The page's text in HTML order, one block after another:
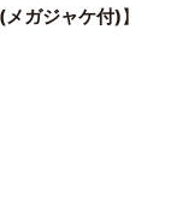
ガジャケ付)】